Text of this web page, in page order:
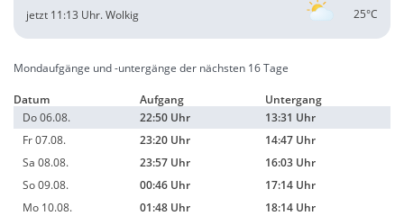
25°C
jetzt 11:13 Uhr.Wolkig
Mondaufgänge und -untergänge der nächsten 16 Tage
Datum Aufgang
Untergang
Do 06.08.
22:50 Uhr
13:31 Uhr
Fr 07.08.
23:20 Uhr
14:47 Uhr
Sa 08.08.
23:57 Uhr
16:03 Uhr
So 09.08.
00:46 Uhr
17:14 Uhr
Mo 10.08.
01:48 Uhr
18:14 Uhr